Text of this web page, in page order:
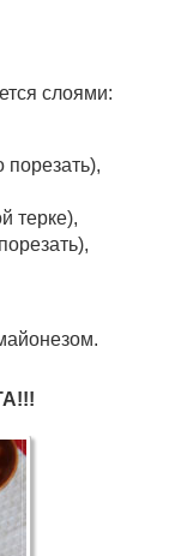
слоями:
порезать),
терке),